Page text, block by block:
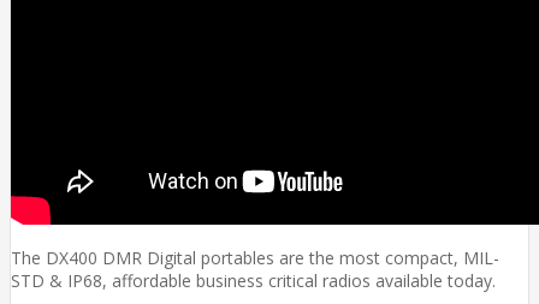
The DX400 DMR Digital portables are the most compact, MIL-
STD & IP68, affordable business critical radios available today.